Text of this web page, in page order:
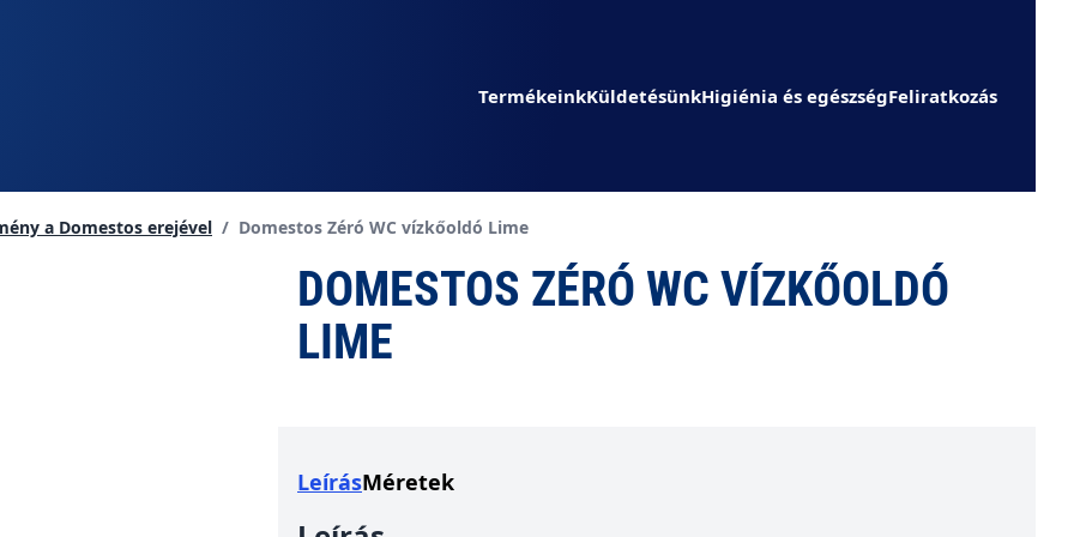
TermékeinkKüldetésünkHigiénia és egészségFeliratkozás
a Domestos erejével / Current page:
Domestos Zéró WC vízkőoldó Lime
DOMESTOS ZÉRÓ WC VÍZKŐOLDÓ
LIME
LeírásMéretek